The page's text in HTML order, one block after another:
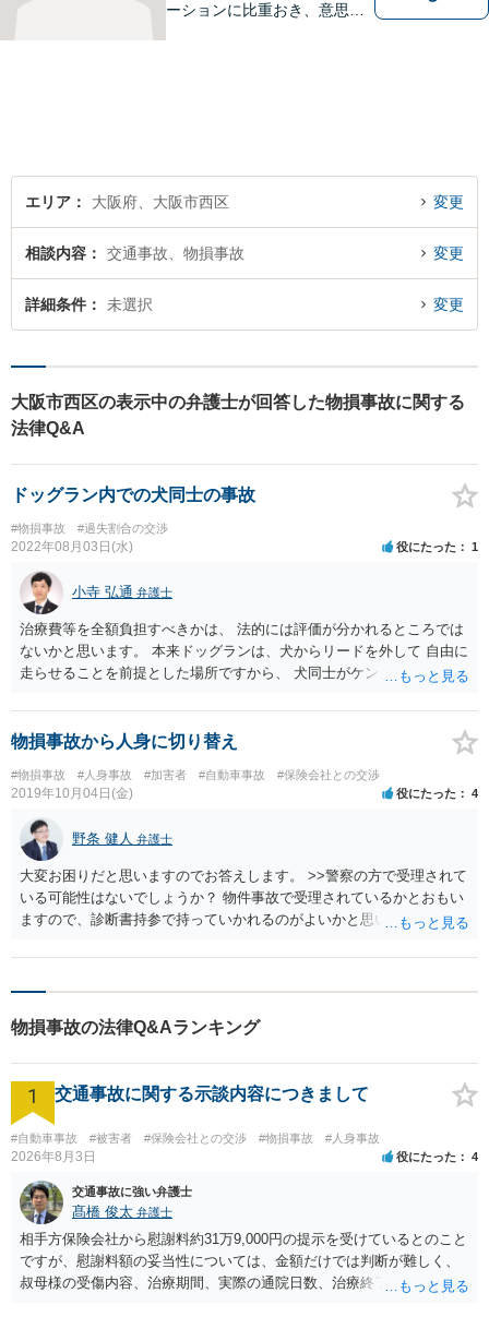
ーションに比重おき、意思疎
エリア 大阪府、大阪市西区 変更
相談内容 交通事故、物損事故 変更
詳細条件 未選択 変更
大阪市西区の表示中の弁護士が回答した物損事故に関する
法律Q&A
ドッグラン内での犬同士の事故
#物損事故 #過失割合の交渉
2022年08月03日(水) 役にたった 1
小寺 弘通 弁護士
治療費等を全額負担すべきかは、 法的には評価が分かれるところでは
ないかと思います。 本来ドッグランは、犬からリードを外して 自由に
走らせることを前提とした場所ですから、 犬同士がケンカをしてけが
てもよい） という評価もあり得ると考えられます。 少なくとも、治療
費等の全額を払わないといけないと 当然に言えるような問題ではあり
ってもらうこともあり得ますし、 それが難しいようであればこちらが
治療費の一部を負担する ということでもよい気がします。 どうしても
話し合いでうまくまとまらないということであれば、 弁護士に別途相
談することも検討されてみてはいかがでしょうか。 以上ご参考になれ
ば幸いです。
物損事故から人身に切り替え
#物損事故 #人身事故 #加害者 #自動車事故 #保険会社との交渉
2019年10月04日(金) 役にたった 4
野条 健人 弁護士
大変お困りだと思いますのでお答えします。 >>警察の方で受理されて
いる可能性はないでしょうか？ 物件事故で受理されているかとおもい
ますので、診断書持参で持っていかれるのがよいかと思います。た
れないので、粘り強く早めにいかれることをおすすめします。
物損事故の法律Q&Aランキング
1 交通事故に関する示談内容につきまして
#自動車事故 #被害者 #保険会社との交渉 #物損事故 #人身事故
2026年8月3日 役にたった 4
交通事故に強い弁護士
髙橋 俊太 弁護士
相手方保険会社から慰謝料約31万9,000円の提示を受けているとのこと
ですが、慰謝料額の妥当性については、金額だけでは判断が難しく、
叔母様の受傷内容、治療期間、実際の通院日数、治療終了の経緯、後